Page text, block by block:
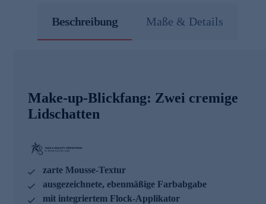
Beschreibung Maße & Details
Make-up-Blickfang: Zwei cremige
Lidschatten
zarte Mousse-Textur
ausgezeichnete, ebenmäßige Farbabgabe
mit integriertem Flock-Applikator